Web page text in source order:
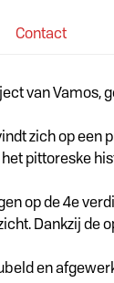
Contact
van Vamos,
zich op
pittoreske
op de 4e
Dankzij
en